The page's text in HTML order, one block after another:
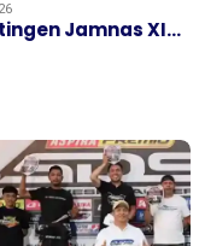
Jamnas XI…